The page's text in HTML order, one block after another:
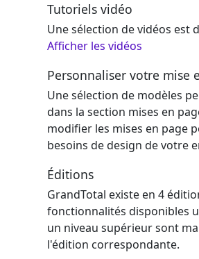
Tutoriels vidéo
Une sélection de vidéos est
Afficher les vidéos
Personnaliser votre mise
Une sélection de modèles
dans la section mises en
modifier les mises en page
besoins de design de votre
Éditions
GrandTotal existe en 4
fonctionnalités disponibles
un niveau supérieur sont
l'édition correspondante.